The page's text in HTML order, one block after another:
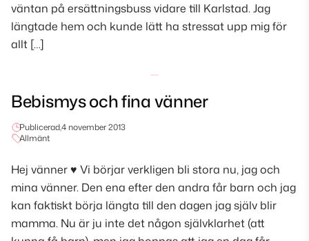
väntan på ersättningsbuss vidare till Karlstad. Jag
längtade hem och kunde lätt ha stressat upp mig för
allt […]
Bebismys och fina vänner
Publicerad,4 november 2013
Allmänt
Hej vänner ♥ Vi börjar verkligen bli stora nu, jag och
mina vänner. Den ena efter den andra får barn och jag
kan faktiskt börja längta till den dagen jag själv blir
mamma. Nu är ju inte det någon självklarhet (att